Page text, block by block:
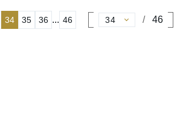
34 35 36 ... 46 46